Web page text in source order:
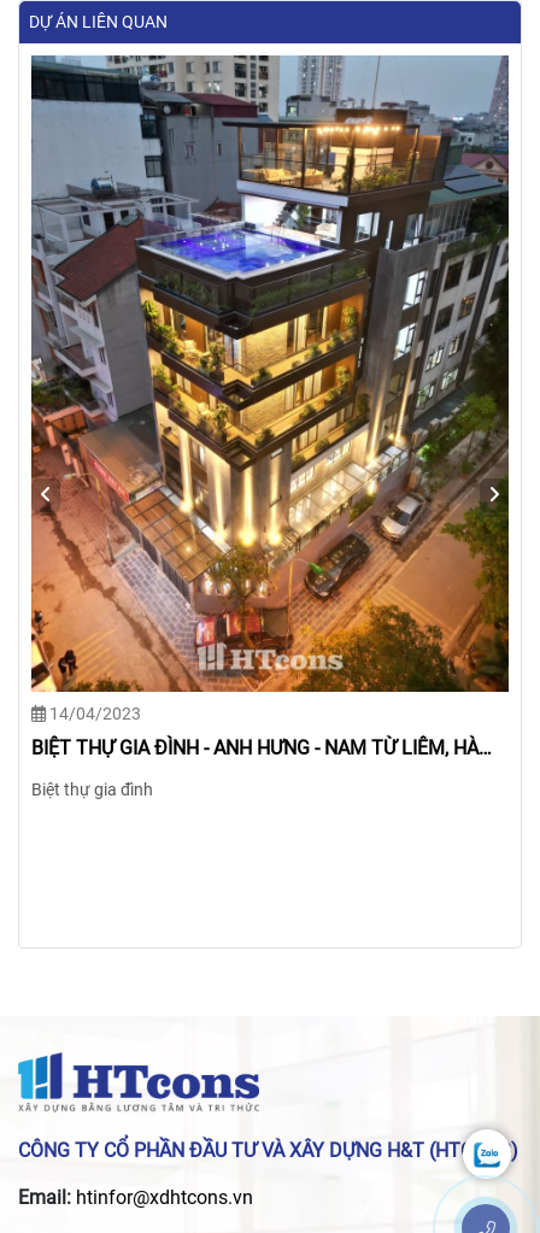
DỰ ÁN LIÊN QUAN
14/04/2023
BIỆT THỰ GIA ĐÌNH - CHỊ ƯNG - TÂY HỒ, HÀ NỘI
Biệt thự gia đình
CÔNG TY CỔ PHẦN ĐẦU TƯ VÀ XÂY DỰNG H&T (HTCONS)
Email: htinfor@xdhtcons.vn